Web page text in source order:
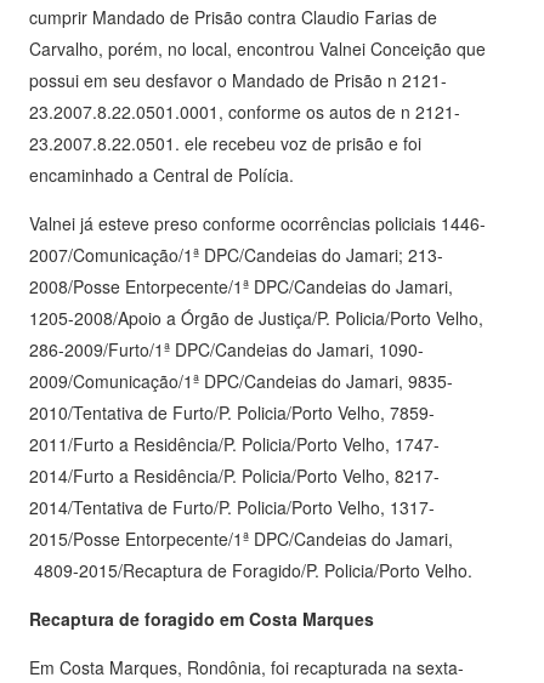
cumprir Mandado de Prisão contra Claudio Farias de
Carvalho, porém, no local, encontrou Valnei Conceição que
possui em seu desfavor o Mandado de Prisão n 2121-
23.2007.8.22.0501.0001, conforme os autos de n 2121-
23.2007.8.22.0501. ele recebeu voz de prisão e foi
encaminhado a Central de Polícia.
Valnei já esteve preso conforme ocorrências policiais 1446-
2007/Comunicação/1ª DPC/Candeias do Jamari; 213-
2008/Posse Entorpecente/1ª DPC/Candeias do Jamari,
1205-2008/Apoio a Órgão de Justiça/P. Policia/Porto Velho,
286-2009/Furto/1ª DPC/Candeias do Jamari, 1090-
2009/Comunicação/1ª DPC/Candeias do Jamari, 9835-
2010/Tentativa de Furto/P. Policia/Porto Velho, 7859-
2011/Furto a Residência/P. Policia/Porto Velho, 1747-
2014/Furto a Residência/P. Policia/Porto Velho, 8217-
2014/Tentativa de Furto/P. Policia/Porto Velho, 1317-
2015/Posse Entorpecente/1ª DPC/Candeias do Jamari,
4809-2015/Recaptura de Foragido/P. Policia/Porto Velho.
Recaptura de foragido em Costa Marques
Em Costa Marques, Rondônia, foi recapturada na sexta-